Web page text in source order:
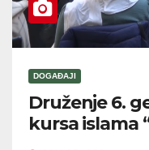
DOGAĐAJI
Druženje 6.
kursa islama